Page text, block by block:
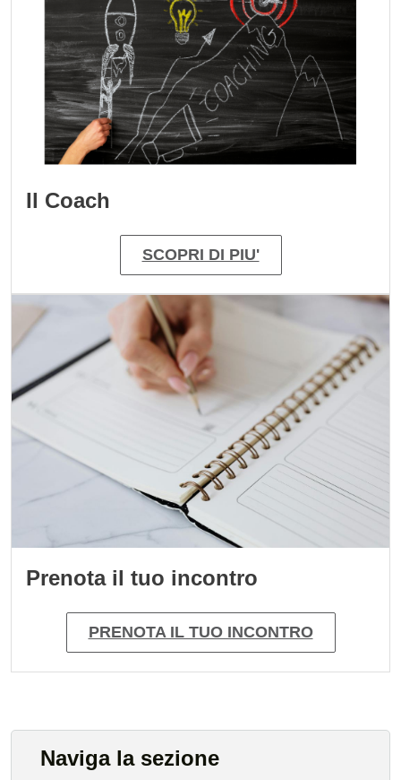
Il Coach
SCOPRI DI PIU'
Immagine
Prenota il tuo incontro
PRENOTA IL TUO INCONTRO
Naviga la sezione